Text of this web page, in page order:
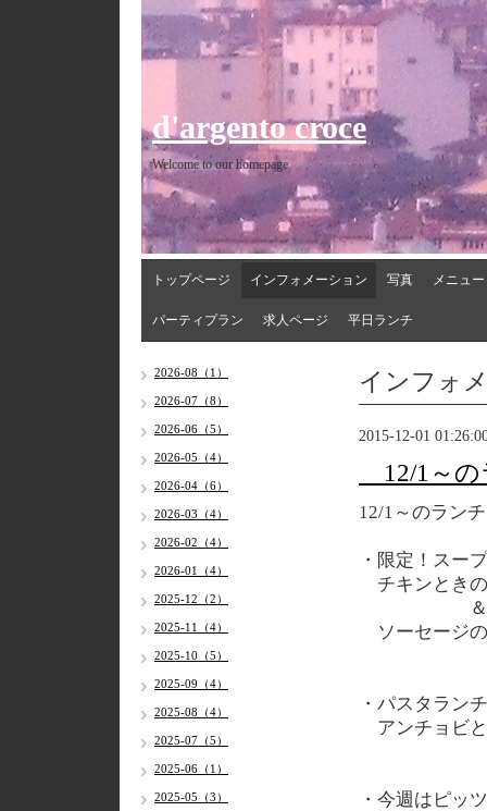
d'argento croce
Welcome to our homepage
トップページ インフォメーション 写真 メニュー
パーティプラン 求人ページ 平日ランチ
インフォ
2015-12-01
12/1～の
12/1～のラン
・限定！スー
チキンとき
＆
ソーセージ
・パスタランチ
アンチョビ
・今週はピッ
2026-08（1）
2026-07（8）
2026-06（5）
2026-05（4）
2026-04（6）
2026-03（4）
2026-02（4）
2026-01（4）
2025-12（2）
2025-11（4）
2025-10（5）
2025-09（4）
2025-08（4）
2025-07（5）
2025-06（1）
2025-05（3）